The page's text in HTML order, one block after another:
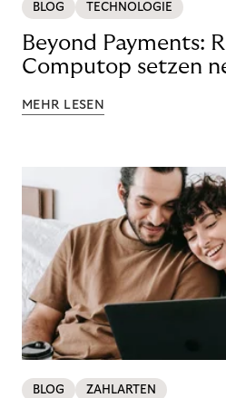
BLOG TECHNOLOGIE
Beyond Payments:
Computop setzen
MEHR LESEN
BLOG ZAHLARTEN